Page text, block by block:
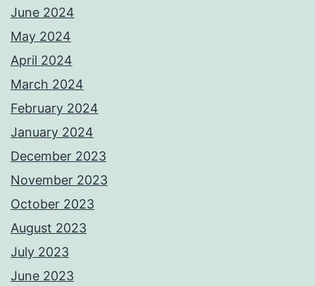
June 2024
May 2024
April 2024
March 2024
February 2024
January 2024
December 2023
November 2023
October 2023
August 2023
July 2023
June 2023